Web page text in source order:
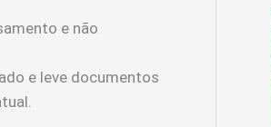
e não
e leve documentos